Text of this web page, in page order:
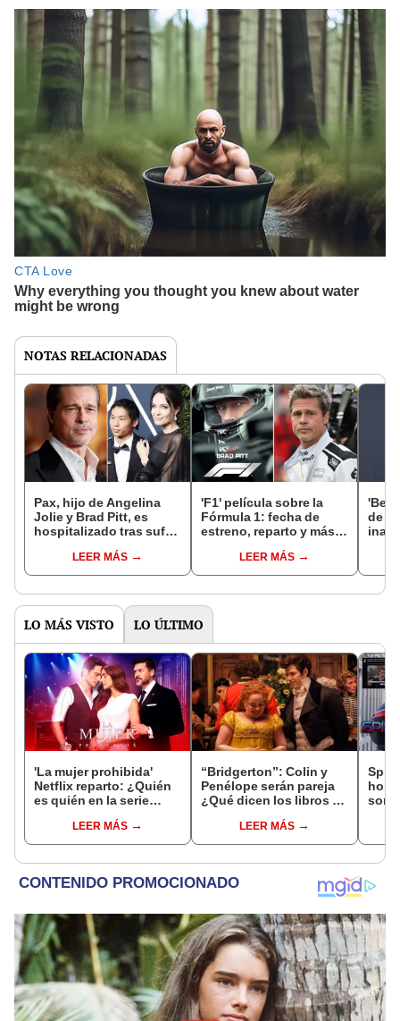
NOTAS RELACIONADAS
Pax, hijo de Angelina
Jolie y Brad Pitt, es
hospitalizado tras sufrir
LEER MÁS
'F1' película sobre la
Fórmula 1: fecha de
estreno, reparto y más
Brad PittLEER MÁS
de
LO MÁS VISTO LO ÚLTIMO
'La mujer prohibida'
Netflix reparto: ¿Quién
es quién en la serie
protagonizada por
Valerie Domínguez?
LEER MÁS
“Bridgerton”: Colin y
Penélope serán pareja
¿Qué dicen los libros de
LEER MÁS